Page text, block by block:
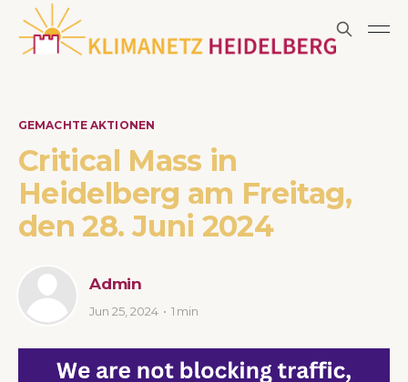
GEMACHTE AKTIONEN
Critical Mass in
Heidelberg am Freitag,
den 28. Juni 2024
Admin
Jun 25, 2024 1 min